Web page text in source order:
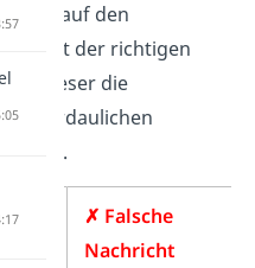
auf den
Mit der richtigen
der Leser die
in verdaulichen
✗ Falsche
Nachricht